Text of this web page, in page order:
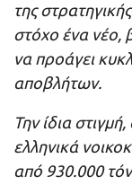
της
στόχο ένα νέο,
να προάγει
αποβλήτων.
Την ίδια
ελληνικά
από 930.000